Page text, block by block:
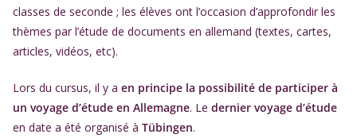
classes de seconde ; les élèves ont l’occasion d’approfondir les
thèmes par l’étude de documents en allemand (textes, cartes,
articles, vidéos, etc).
Lors du cursus, il y a en principe la possibilité de participer à
un voyage d’étude en Allemagne. Le dernier voyage d’étude
en date a été organisé à Tübingen.